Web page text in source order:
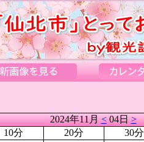
2024年11月<04日>
10分 20分 30分